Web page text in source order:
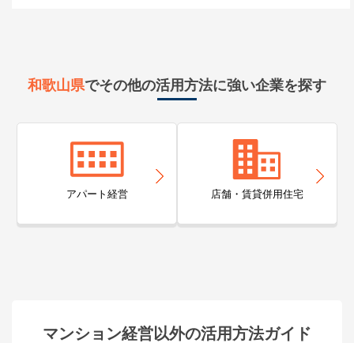
和歌山県でその他の活用方法に強い企業を探す
アパート経営 店舗・賃貸併用住宅
マンション経営以外の活用方法ガイド